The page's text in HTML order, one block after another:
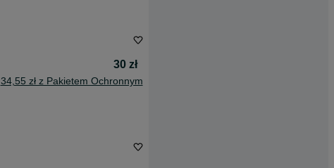
30 zł
34,55 zł z Pakietem Ochronnym